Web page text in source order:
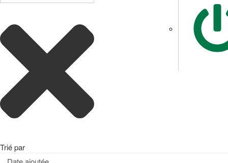
Trié par